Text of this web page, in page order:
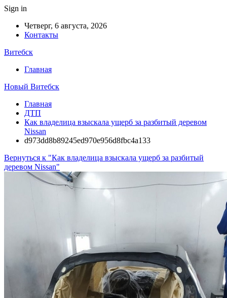
Sign in
Четверг, 6 августа, 2026
Контакты
Витебск
Главная
Новый Витебск
Главная
ДТП
Как владелица взыскала ущерб за разбитый деревом
Nissan
d973dd8b89245ed970e956d8fbc4a133
Вернуться к "Как владелица взыскала ущерб за разбитый
деревом Nissan"